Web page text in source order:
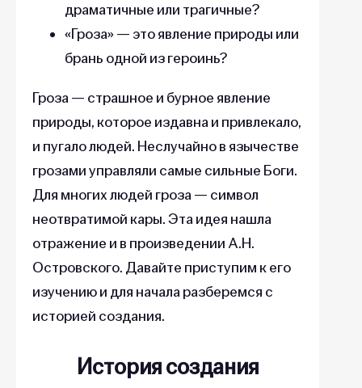
драматичные или трагичные?
«Гроза» — это явление природы или
брань одной из героинь?
Гроза — страшное и бурное явление
природы, которое издавна и привлекало,
и пугало людей. Неслучайно в язычестве
грозами управляли самые сильные Боги.
Для многих людей гроза — символ
неотвратимой кары. Эта идея нашла
отражение и в произведении А.Н.
Островского. Давайте приступим к его
изучению и для начала разберемся с
историей создания.
История создания